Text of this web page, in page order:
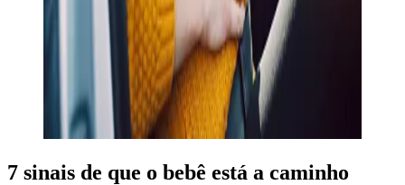
7 sinais de que o bebê está a caminho